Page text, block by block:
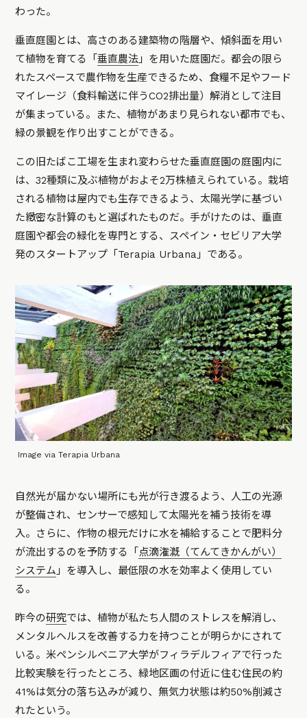
わった。
垂直庭園とは、高さのある建築物の階層や、傾斜面を用い
て植物を育てる「垂直農法 」を用いた庭園だ。都会の限ら
れたスペースで農作物を生産できるため、食糧不足やフード
マイレージ（食料輸送に伴うCO2排出量）解消として注目
が集まっている。また、植物があまり見られない都市でも、
緑の景観を作り出すことができる。
この旧たばこ工場を生まれ変わらせた垂直庭園の庭園内に
は、32種類に及ぶ植物がおよそ2万株植えられている。栽培
される植物は屋内でも生存できるよう、太陽光学に基づい
た緻密な計算のもと選ばれたものだ。手がけたのは、垂直
庭園や都会の緑化を専門とする、スペイン・セビリア大学
発のスタートアップ「Terapia Urbana」である。
Image via Terapia Urbana
自然光が届かない場所にも光が行き渡るよう、人工の光源
が整備され、センサーで感知して太陽光を補う技術を導
入。さらに、作物の根元だけに水を補給することで肥料分
が流出するのを予防する「 点滴潅漑（てんてきかんがい）
システム 」を導入し、最低限の水を効率よく使用してい
る。
昨今の研究では、植物が私たち人間のストレスを解消し、
メンタルヘルスを改善する力を持つことが明らかにされて
いる。米ペンシルベニア大学がフィラデルフィアで行った
比較実験を行ったところ、緑地区画の付近に住む住民の約
41%は気分の落ち込みが減り、無気力状態は約50%削減さ
れたという。